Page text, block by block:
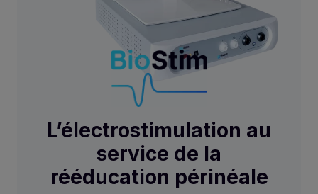
L’électrostimulation au
service de la
rééducation périnéale